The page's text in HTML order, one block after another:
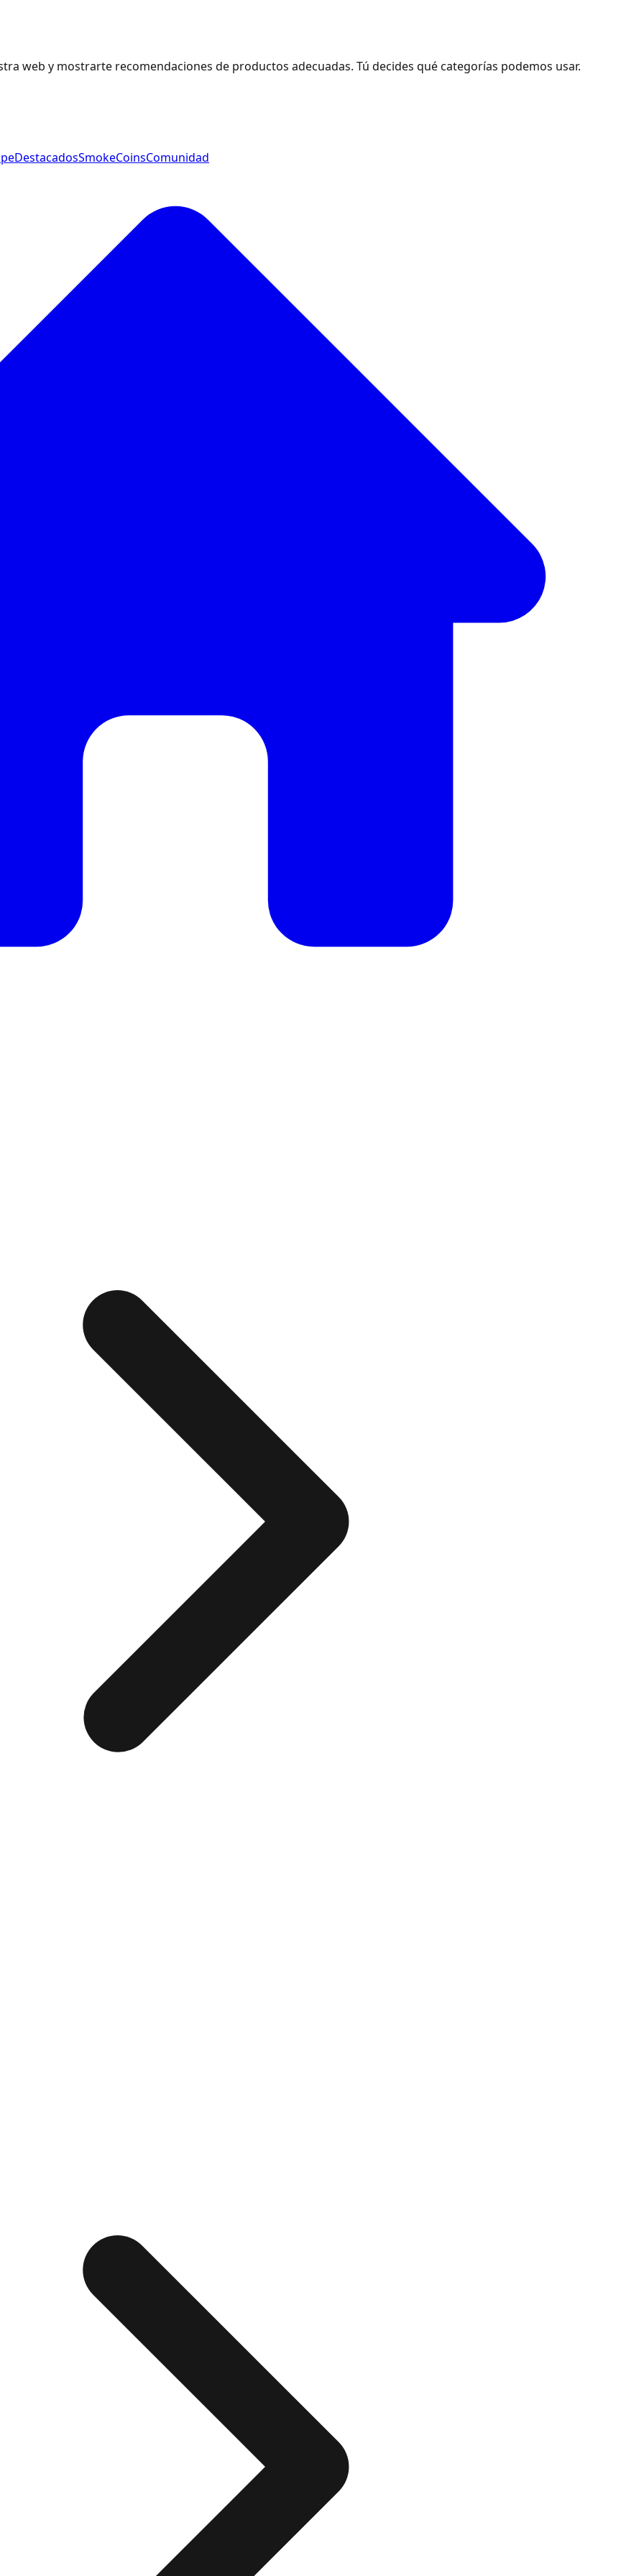
web y mostrarte recomendaciones de productos adecuadas. Tú decides qué categorías podemos usar.
DestacadosSmokeCoinsComunidad